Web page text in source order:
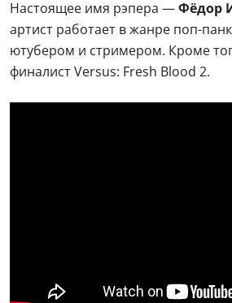
Настоящее имя рэпера —Фёдор
артист работает в жанре поп-
ютубером и стримером. Кроме
финалист Versus: Fresh Blood 2.